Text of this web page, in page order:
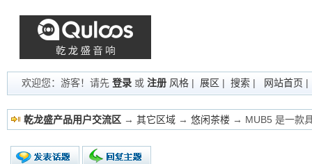
欢迎您：游客！请先 登录 或 注册 风格 | 展区 | 搜索 | 网站首页
乾龙盛产品用户交流区 → 其它区域 → 悠闲茶楼 → MUB5 是一款